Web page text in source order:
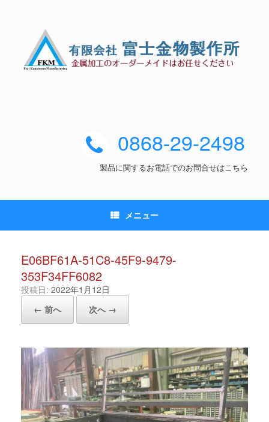
0868-29-2498
製品に関するお電話でのお問合せはこちら
メニュー
E06BF61A-51C8-45F9-9479-
353F34FF6082
投稿日: 2022年1月12日
← 前へ
次へ →